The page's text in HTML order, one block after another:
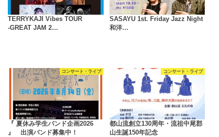
TERRYKAJI Vibes TOUR
-GREAT JAM 2…
SASAYU 1st. Friday Jazz Night
和洋…
コンサート・ライブ
『 夏休み学生バンド企画2026
』 出演バンド募集中！
コンサート・ライブ
都山流創立130周年・流祖中尾郡
山生誕150年記念